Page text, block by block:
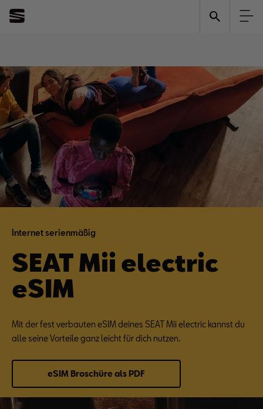
Internet serienmäßig
SEAT Mii electric
eSIM
Mit der fest verbauten eSIM deines SEAT Mii electric kannst du
alle seine Vorteile ganz leicht für dich nutzen.
eSIM Broschüre als PDF